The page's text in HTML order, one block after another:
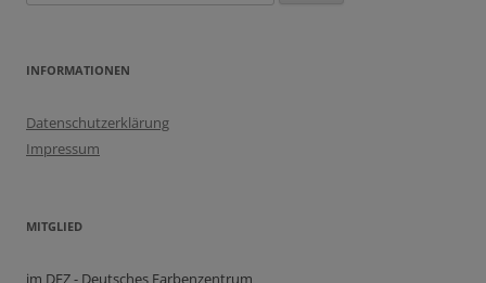
nach:
INFORMATIONEN
Datenschutzerklärung
Impressum
MITGLIED
im DFZ - Deutsches Farbenzentrum